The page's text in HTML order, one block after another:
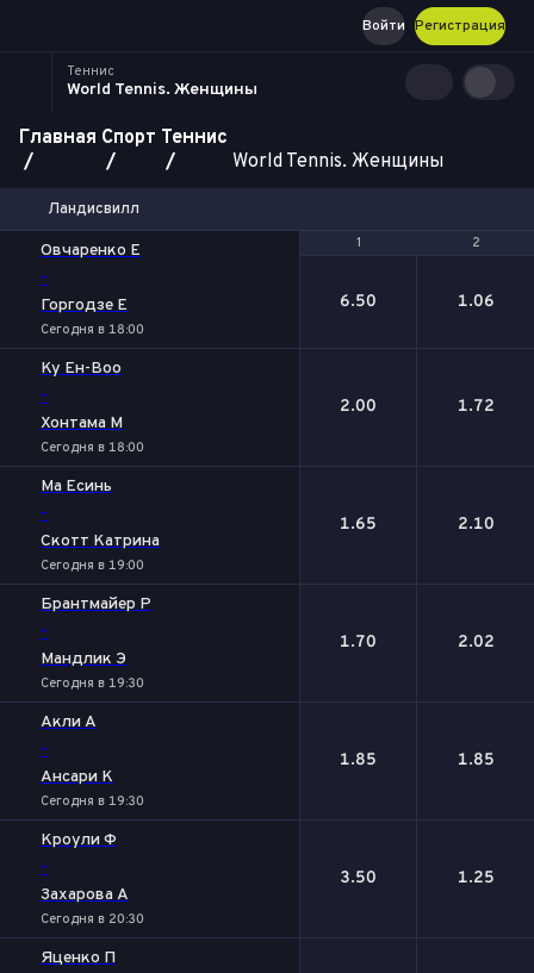
Регистрация
Войти
Теннис
World Tennis. Женщины
Главная Спорт Теннис
World Tennis. Женщины
Ландисвилл
1 2
Овчаренко Е
-
Горгодзе Е
Сегодня в 18:00
1 2
6.50 1.06
Ку Ен-Воо
-
Хонтама М
Сегодня в 18:00
2.00 1.72
Ма Есинь
-
Скотт Катрина
Сегодня в 19:00
1.65 2.10
Брантмайер Р
-
Мандлик Э
Сегодня в 19:30
1.70 2.02
Акли А
-
Ансари К
Сегодня в 19:30
1.85 1.85
Кроули Ф
-
Захарова А
Сегодня в 20:30
3.50 1.25
Яценко П